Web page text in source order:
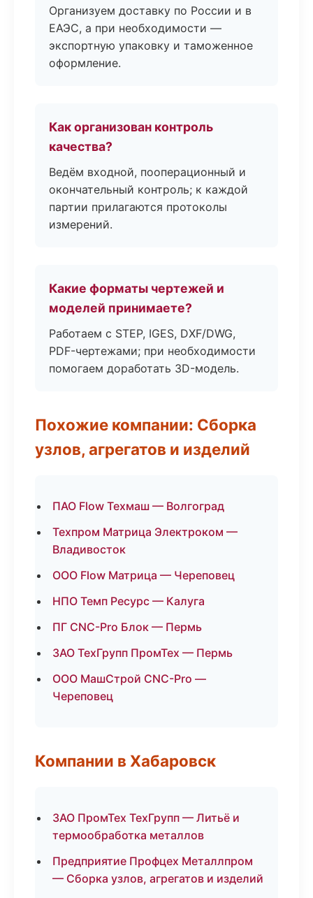
Организуем доставку по России и в
ЕАЭС, а при необходимости —
экспортную упаковку и таможенное
оформление.
Как организован контроль
качества?
Ведём входной, пооперационный и
окончательный контроль; к каждой
партии прилагаются протоколы
измерений.
Какие форматы чертежей и
моделей принимаете?
Работаем с STEP, IGES, DXF/DWG,
PDF-чертежами; при необходимости
помогаем доработать 3D-модель.
Похожие компании: Сборка
узлов, агрегатов и изделий
ПАО Flow Техмаш — Волгоград
Техпром Матрица Электроком —
Владивосток
ООО Flow Матрица — Череповец
НПО Темп Ресурс — Калуга
ПГ CNC-Pro Блок — Пермь
ЗАО ТехГрупп ПромТех — Пермь
ООО МашСтрой CNC-Pro —
Череповец
Компании в Хабаровск
ЗАО ПромТех ТехГрупп — Литьё и
термообработка металлов
Предприятие Профцех Металлпром
— Сборка узлов, агрегатов и изделий